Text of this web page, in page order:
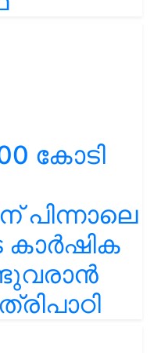
കോടി
പിന്നാലെ
കാർഷിക